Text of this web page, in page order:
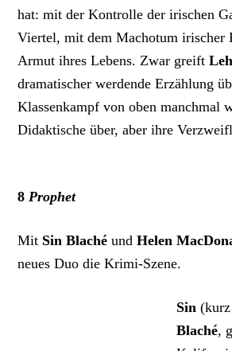
hat: mit der Kontrolle der irischen
Viertel, mit dem Machotum irischer
Armut ihres Lebens. Zwar greift
dramatischer werdende Erzählung
Klassenkampf von oben manchmal
Didaktische über, aber ihre
8 Prophet
Mit Sin Blaché undHelen
neues Duo die Krimi-Szene.
Sin
Blaché,